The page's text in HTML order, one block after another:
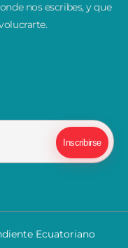
nos escribes, y que
Ecuatoriano